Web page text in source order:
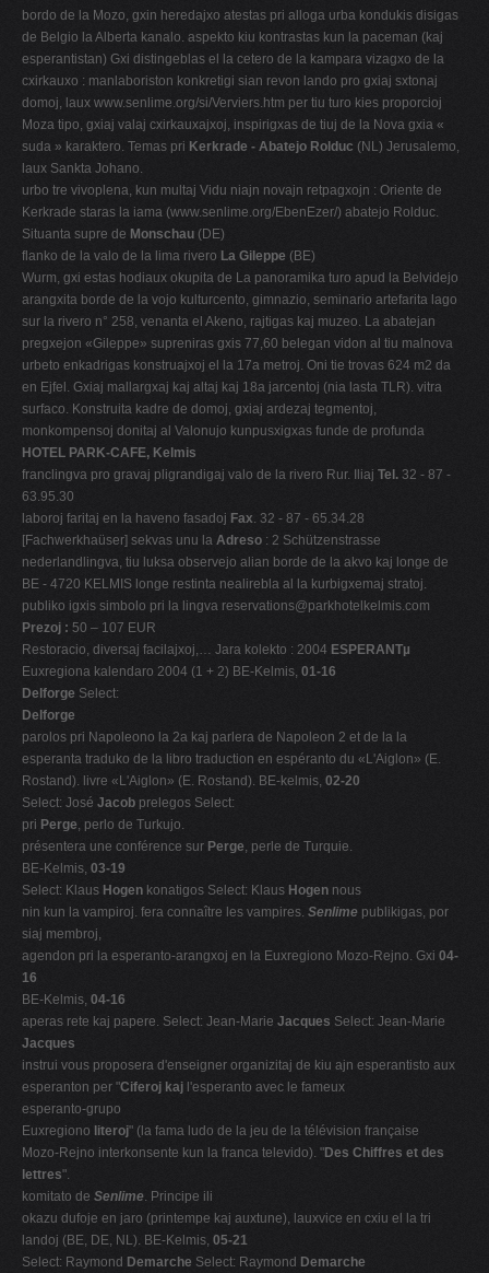
bordo de la Mozo, gxin heredajxo atestas pri alloga urba kondukis disigas
de Belgio la Alberta kanalo. aspekto kiu kontrastas kun la paceman (kaj
esperantistan) Gxi distingeblas el la cetero de la kampara vizagxo de la
cxirkauxo : manlaboriston konkretigi sian revon lando pro gxiaj sxtonaj
domoj, laux www.senlime.org/si/Verviers.htm per tiu turo kies proporcioj
Moza tipo, gxiaj valaj cxirkauxajxoj, inspirigxas de tiuj de la Nova gxia «
suda » karaktero. Temas pri Kerkrade - Abatejo Rolduc (NL) Jerusalemo,
laux Sankta Johano.
urbo tre vivoplena, kun multaj Vidu niajn novajn retpagxojn : Oriente de
Kerkrade staras la iama (www.senlime.org/EbenEzer/) abatejo Rolduc.
Situanta supre de Monschau (DE)
flanko de la valo de la lima rivero La Gileppe (BE)
Wurm, gxi estas hodiaux okupita de La panoramika turo apud la Belvidejo
arangxita borde de la vojo kulturcento, gimnazio, seminario artefarita lago
sur la rivero n° 258, venanta el Akeno, rajtigas kaj muzeo. La abatejan
pregxejon «Gileppe» supreniras gxis 77,60 belegan vidon al tiu malnova
urbeto enkadrigas konstruajxoj el la 17a metroj. Oni tie trovas 624 m2 da
en Ejfel. Gxiaj mallargxaj kaj altaj kaj 18a jarcentoj (nia lasta TLR). vitra
surfaco. Konstruita kadre de domoj, gxiaj ardezaj tegmentoj,
monkompensoj donitaj al Valonujo kunpusxigxas funde de profunda
HOTEL PARK-CAFE, Kelmis
franclingva pro gravaj pligrandigaj valo de la rivero Rur. Iliaj Tel. 32 - 87 -
63.95.30
laboroj faritaj en la haveno fasadoj Fax. 32 - 87 - 65.34.28
[Fachwerkhaüser] sekvas unu la Adreso : 2 Schützenstrasse
nederlandlingva, tiu luksa observejo alian borde de la akvo kaj longe de
BE - 4720 KELMIS longe restinta nealirebla al la kurbigxemaj stratoj.
publiko igxis simbolo pri la lingva reservations@parkhotelkelmis.com
Prezoj : 50 – 107 EUR
Restoracio, diversaj facilajxoj,… Jara kolekto : 2004 ESPERANTµ
Euxregiona kalendaro 2004 (1 + 2) BE-Kelmis, 01-16
Delforge Select:
Delforge
parolos pri Napoleono la 2a kaj parlera de Napoleon 2 et de la la
esperanta traduko de la libro traduction en espéranto du «L'Aiglon» (E.
Rostand). livre «L'Aiglon» (E. Rostand). BE-kelmis, 02-20
Select: José Jacob prelegos Select:
pri Perge, perlo de Turkujo.
présentera une conférence sur Perge, perle de Turquie.
BE-Kelmis, 03-19
Select: Klaus Hogen konatigos Select: Klaus Hogen nous
nin kun la vampiroj. fera connaître les vampires. Senlime publikigas, por
siaj membroj,
agendon pri la esperanto-arangxoj en la Euxregiono Mozo-Rejno. Gxi 04-
16
BE-Kelmis, 04-16
aperas rete kaj papere. Select: Jean-Marie Jacques Select: Jean-Marie
Jacques
instrui vous proposera d'enseigner organizitaj de kiu ajn esperantisto aux
esperanton per "Ciferoj kaj l'esperanto avec le fameux
esperanto-grupo
Euxregiono literoj" (la fama ludo de la jeu de la télévision française
Mozo-Rejno interkonsente kun la franca televido). "Des Chiffres et des
lettres".
komitato de Senlime. Principe ili
okazu dufoje en jaro (printempe kaj auxtune), lauxvice en cxiu el la tri
landoj (BE, DE, NL). BE-Kelmis, 05-21
Select: Raymond Demarche Select: Raymond Demarche